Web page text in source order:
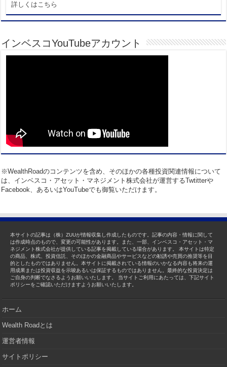
詳しくはこちら
インベスコYouTubeアカウント
※WealthRoadのコンテンツを含め、そのほかの各種投資関連情報について
は、インベスコ・アセット・マネジメント株式会社が運営するTwtitterや
Facebook、あるいはYouTubeでも御覧いただけます。
本サイトの記事は（株）ZUUが情報収集し作成したものです。記事の内容・情報に関して
は作成時点のもので、変更の可能性があります。また、一部、インベスコ・アセット・マ
ネジメント株式会社が提供している記事を掲載している場合があります。 本サイトは特定
の商品、株式、投資信託、そのほかの金融商品やサービスなどの勧誘や売買の推奨等を目
的としたものではありません。本サイトに掲載されている情報のいかなる内容も将来の運
用成果または投資収益を示唆あるいは保証するものではありません。最終的な投資決定は
ご自身の判断でなさるようお願いいたします。 当サイトご利用にあたっては、下記サイト
ポリシーをご確認いただけますようお願いいたします。
ホーム
Wealth Roadとは
運営者情報
サイトポリシー